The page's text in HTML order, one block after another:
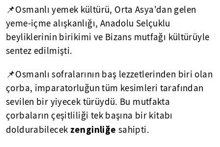
📌Osmanlı yemek kültürü, Orta Asya'dan gelen
yeme-içme alışkanlığı, Anadolu Selçuklu
beyliklerinin birikimi ve Bizans mutfağı kültürüyle
sentez edilmişti.
📌Osmanlı sofralarının baş lezzetlerinden biri olan
çorba, imparatorluğun tüm kesimleri tarafından
sevilen bir yiyecek türüydü. Bu mutfakta
çorbaların çeşitliliği tek başına bir kitabı
doldurabilecek zenginliğe sahipti.